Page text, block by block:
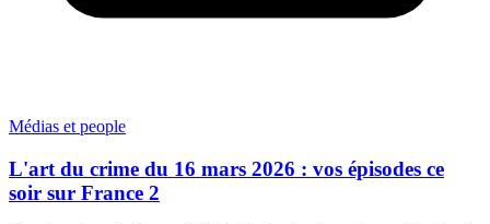
Médias et people
L'art du crime du 16 mars 2026 : vos épisodes ce
soir sur France 2